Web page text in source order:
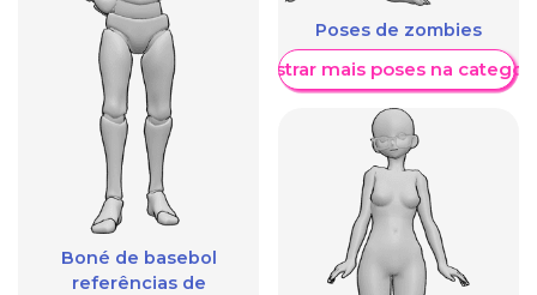
Boné de basebol
referências de
Poses de zombies
Mostrar mais poses na